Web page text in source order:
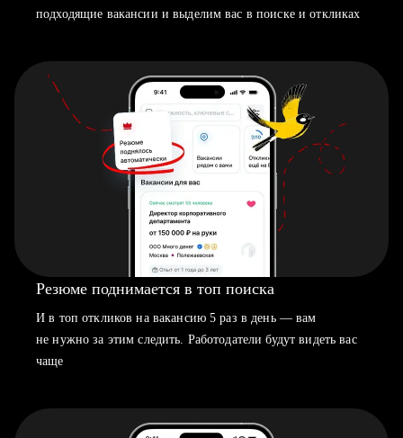
подходящие вакансии и выделим вас в поиске и откликах
Резюме поднимается в топ поиска
И в топ откликов на вакансию 5 раз в день — вам
не нужно за этим следить. Работодатели будут видеть вас
чаще